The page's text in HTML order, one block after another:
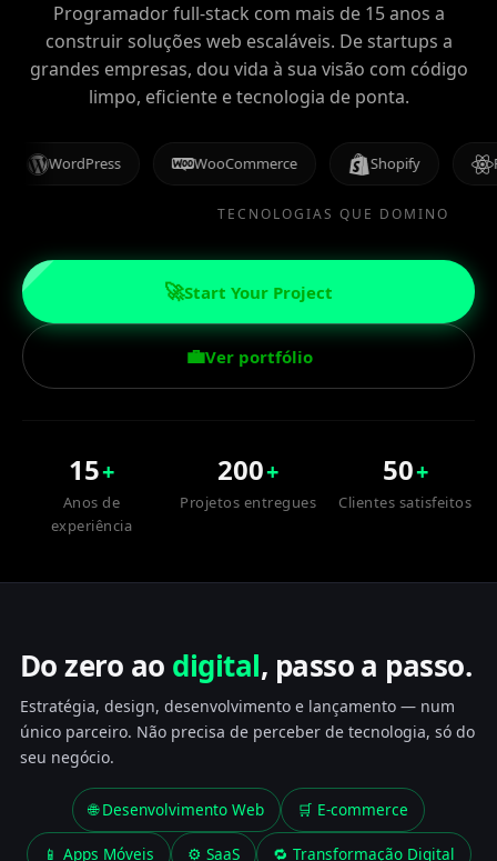
Programador full-stack com mais de 15 anos a
construir soluções web escaláveis. De startups a
grandes empresas, dou vida à sua visão com código
limpo, eficiente e tecnologia de ponta.
WooCommerce
TECNOLOGIAS QUE DOMINO
🚀Start Your Project
💼Ver portfólio
15+
Anos de
experiência
200+
Projetos entregues
50+
Clientes satisfeitos
Do zero ao digital, passo a passo.
Estratégia, design, desenvolvimento e lançamento — num
único parceiro. Não precisa de perceber de tecnologia, só do
seu negócio.
🌐 Desenvolvimento Web 🛒 E-commerce
📱 Apps Móveis ⚙️ SaaS 🔁 Transformação Digital